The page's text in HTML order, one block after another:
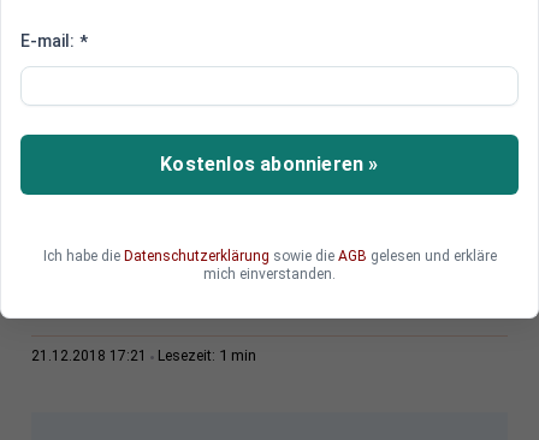
Schwere Zeiten für Autobauer
Nachfrage nach Neuwagen
bricht weltweit ein
Wegen sinkender Nachfragen stehen den
21.12.2018 17:21 Lesezeit: 1 min
E-mail: *
Kostenlos abonnieren »
Ich habe die Datenschutzerklärung sowie die AGB gelesen und erkläre
mich einverstanden.